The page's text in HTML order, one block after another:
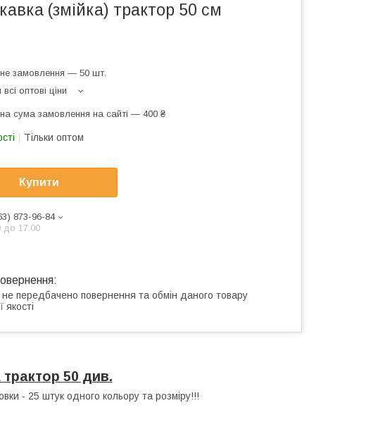
(змійка) трактор 50 см
замовлення — 50 шт.
оптові ціни
сума замовлення на сайті — 400 ₴
Тільки оптом
Купити
873-96-84
до 17.00
передбачено повернення та обмін даного товару
якості
50 див.
- 25 штук одного кольору та розміру!!!